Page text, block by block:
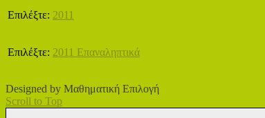
Επιλέξτε: 2011
Επιλέξτε: 2011 Επαναληπτικά
Designed by Μαθηματική Επιλογή
Scroll to Top